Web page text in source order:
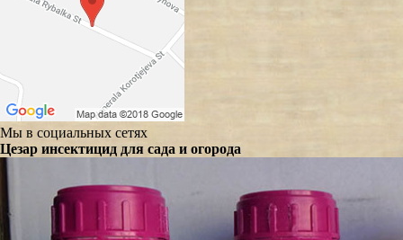
Мы в социальных сетях
Цезар инсектицид для сада и огорода